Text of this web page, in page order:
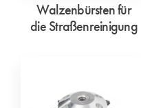
Walzenbürsten für
die Straßenreinigung